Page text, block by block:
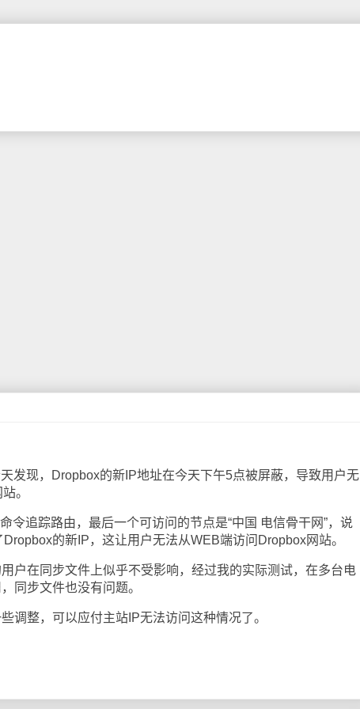
发现，Dropbox的新IP地址在今天下午5点被屏蔽，导致用户无
。
追踪路由，最后一个可访问的节点是“中国 电信骨干网”，说
的新IP，这让用户无法从WEB端访问Dropbox网站。
在同步文件上似乎不受影响，经过我的实际测试，在多台电
同步文件也没有问题。
整，可以应付主站IP无法访问这种情况了。